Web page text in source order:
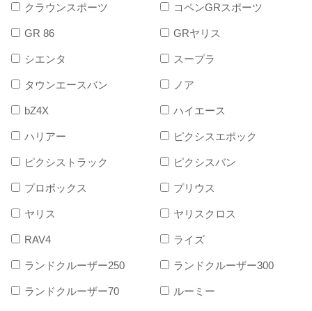
クラウンスポーツ コペンGRスポーツ
GR 86 GRヤリス
シエンタ スープラ
タウンエースバン ノア
bZ4X ハイエース
ハリアー ピクシスエポック
ピクシストラック ピクシスバン
プロボックス プリウス
ヤリス ヤリスクロス
RAV4 ライズ
ランドクルーザー250 ランドクルーザー300
ランドクルーザー70 ルーミー